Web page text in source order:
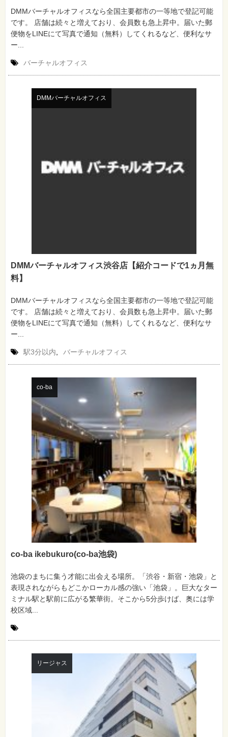
DMMバーチャルオフィスなら全国主要都市の一等地で登記可能
です。 店舗は続々と増えており、会員数も急上昇中。届いた郵
便物をLINEにて写真で通知（無料）してくれるなど、便利なサ
ー...
バーチャルオフィス
DMMバーチャルオフィス
DMMバーチャルオフィス渋谷店【紹介コードで1ヵ月無
料】
DMMバーチャルオフィスなら全国主要都市の一等地で登記可能
です。 店舗は続々と増えており、会員数も急上昇中。届いた郵
便物をLINEにて写真で通知（無料）してくれるなど、便利なサ
ー...
駅3分以内 バーチャルオフィス
co-ba
co-ba ikebukuro(co-ba池袋)
池袋のまちに集う才能に出会える場所。「渋谷・新宿・池袋」と
表現されながらもどこかローカル感の強い「池袋」。巨大なター
ミナル駅と駅前に広がる繁華街。そこから5分歩けば、奥には学
校区域...
リージャス